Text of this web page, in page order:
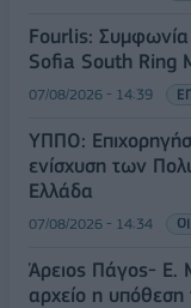
Fourlis: Συμφωνία
Sofia South Ring
07/08/2026 - 14:39
ΥΠΠΟ:
ενίσχυση των
Ελλάδα
07/08/2026 - 14:34
Άρειος Πάγος- Ε.
αρχείο η